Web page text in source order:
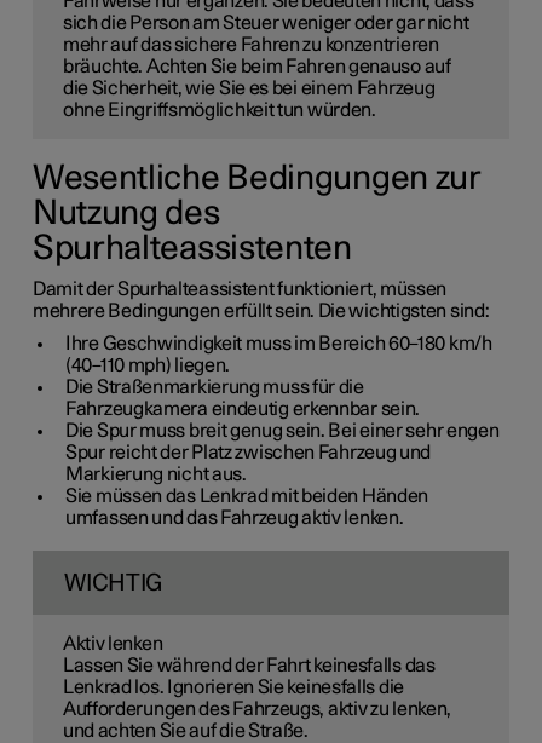
sich die Person am Steuer weniger oder gar nicht
mehr auf das sichere Fahren zu konzentrieren
bräuchte. Achten Sie beim Fahren genauso auf
die Sicherheit, wie Sie es bei einem Fahrzeug
ohne Eingriffsmöglichkeit tun würden.
Wesentliche Bedingungen zur
Nutzung des
Spurhalteassistenten
Damit der Spurhalteassistent funktioniert, müssen
mehrere Bedingungen erfüllt sein. Die wichtigsten sind:
Ihre Geschwindigkeit muss im Bereich 60–180 km/h
(40–110 mph) liegen.
Die Straßenmarkierung muss für die
Fahrzeugkamera eindeutig erkennbar sein.
Die Spur muss breit genug sein. Bei einer sehr engen
Spur reicht der Platz zwischen Fahrzeug und
Markierung nicht aus.
Sie müssen das Lenkrad mit beiden Händen
umfassen und das Fahrzeug aktiv lenken.
WICHTIG
Aktiv lenken
Lassen Sie während der Fahrt keinesfalls das
Lenkrad los. Ignorieren Sie keinesfalls die
Aufforderungen des Fahrzeugs, aktiv zu lenken,
und achten Sie auf die Straße.